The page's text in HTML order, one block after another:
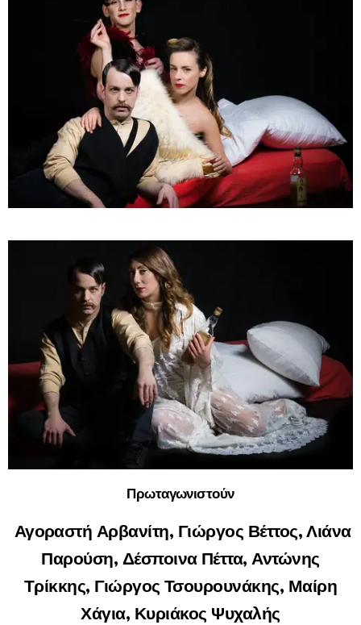
Πρωταγωνιστούν
Αγοραστή Αρβανίτη, Γιώργος Βέττος, Λιάνα
Παρούση, Δέσποινα Πέττα, Αντώνης
Τρίκκης, Γιώργος Τσουρουνάκης, Μαίρη
Χάγια, Κυριάκος Ψυχαλής